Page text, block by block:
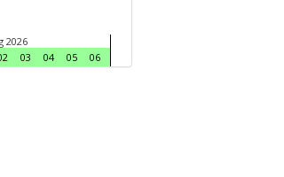
2026
03 04 05 06